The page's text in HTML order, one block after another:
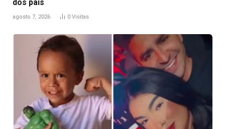
dos pais
agosto 7, 2026 0 Visitas